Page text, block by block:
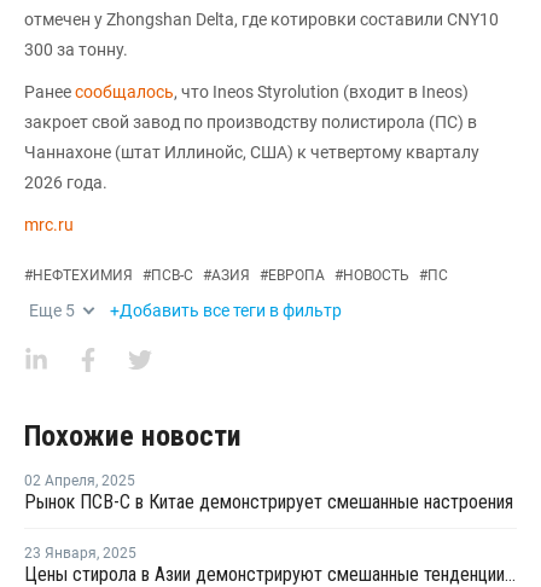
отмечен у Zhongshan Delta, где котировки составили CNY10
300 за тонну.
Ранеесообщалось, что Ineos Styrolution (входит в Ineos)
закроет свой завод по производству полистирола (ПС) в
Чаннахоне (штат Иллинойс, США) к четвертому кварталу
2026 года.
mrc.ru
#НЕФТЕХИМИЯ #ПСВ-С #АЗИЯ #ЕВРОПА #НОВОСТЬ #ПС
Еще 5 +Добавить все теги в фильтр
Похожие новости
02 Апреля, 2025
Рынок ПСВ-С в Китае демонстрирует смешанные настроения
23 Января, 2025
Цены стирола в Азии демонстрируют смешанные тенденции в январе